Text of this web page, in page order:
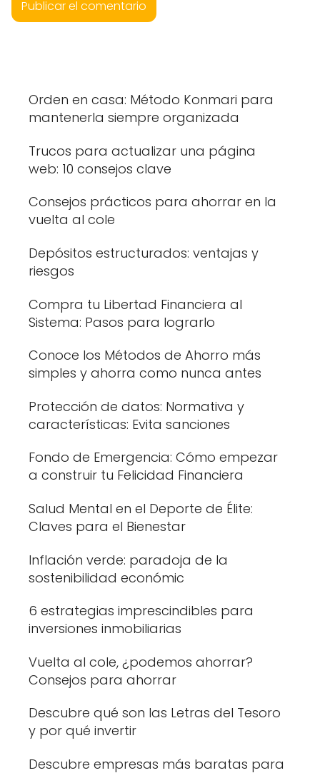
Orden en casa: Método Konmari para
mantenerla siempre organizada
Trucos para actualizar una página
web: 10 consejos clave
Consejos prácticos para ahorrar en la
vuelta al cole
Depósitos estructurados: ventajas y
riesgos
Compra tu Libertad Financiera al
Sistema: Pasos para lograrlo
Conoce los Métodos de Ahorro más
simples y ahorra como nunca antes
Protección de datos: Normativa y
características: Evita sanciones
Fondo de Emergencia: Cómo empezar
a construir tu Felicidad Financiera
Salud Mental en el Deporte de Élite:
Claves para el Bienestar
Inflación verde: paradoja de la
sostenibilidad económic
6 estrategias imprescindibles para
inversiones inmobiliarias
Vuelta al cole, ¿podemos ahorrar?
Consejos para ahorrar
Descubre qué son las Letras del Tesoro
y por qué invertir
Descubre empresas más baratas para